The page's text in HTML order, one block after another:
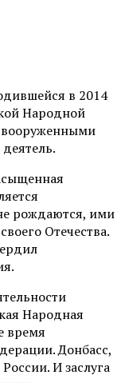
в 2014
Народной
рождаются, ими
Отечества.
Народная
время
Донбасс,
И заслуга